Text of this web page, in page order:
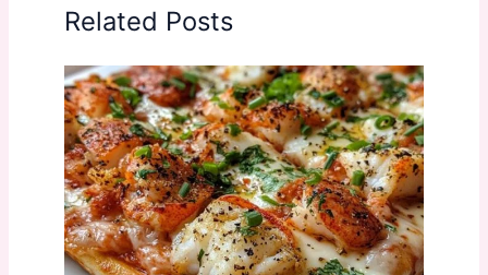
Related Posts